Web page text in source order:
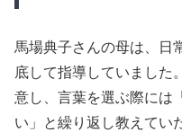
馬場典子さんの母は、日
底して指導していました
意し、言葉を選ぶ際には
い」と繰り返し教えてい